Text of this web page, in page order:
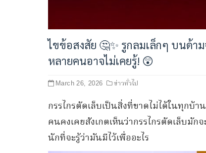
ไขข้อสงสัย 🤔✨ รูกลมเล็กๆ บนด้า
หลายคนอาจไม่เคยรู้! 😲
March 26, 2026 ข่าวทั่วไป
กรรไกรตัดเล็บเป็นสิ่งที่ขาดไม่ได้ในทุกบ้า
คนคงเคยสังเกตเห็นว่ากรรไกรตัดเล็บมั
นักที่จะรู้ว่ามันมีไว้เพื่ออะไร